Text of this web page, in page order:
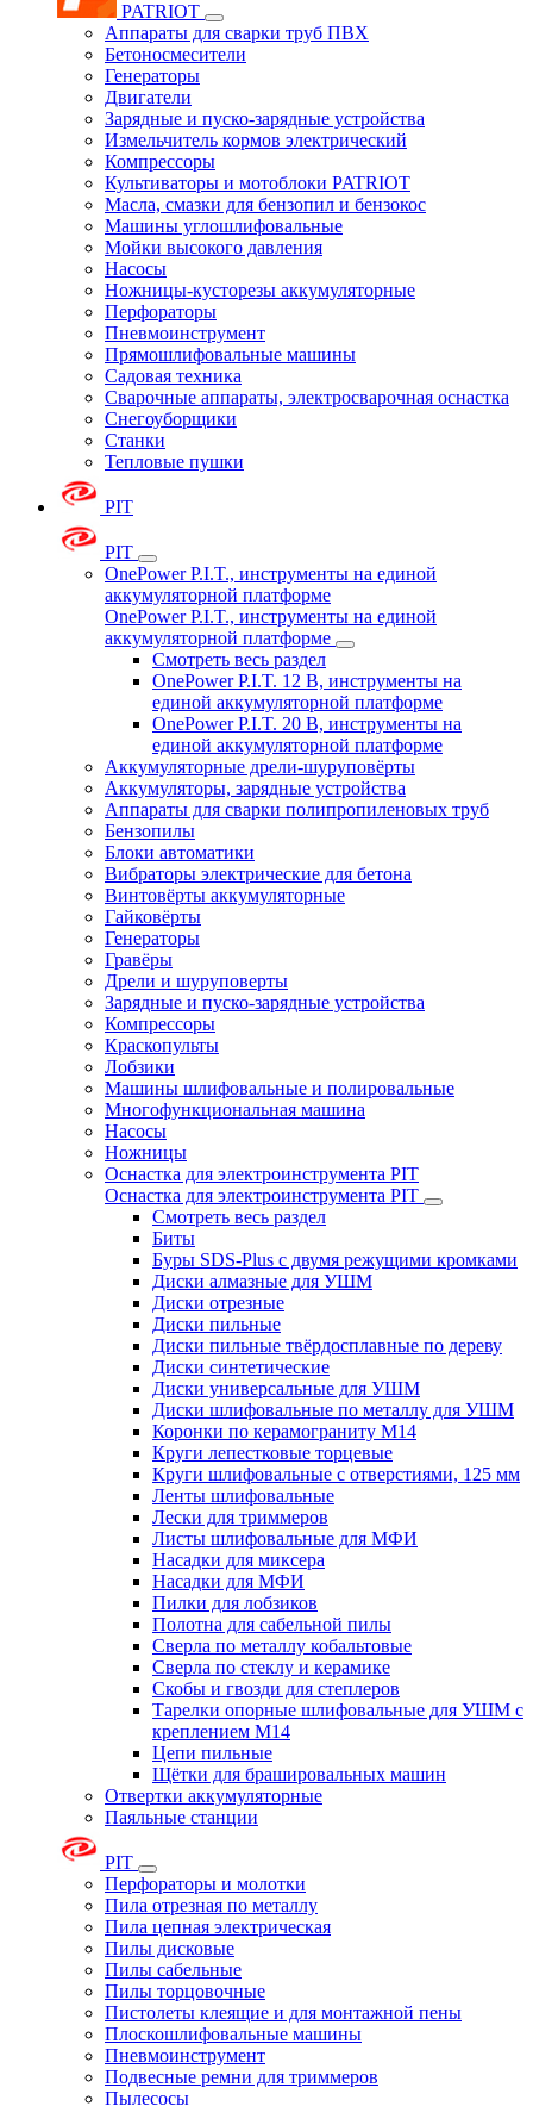
PATRIOT
Аппараты для сварки труб ПВХ
Бетоносмесители
Генераторы
Двигатели
Зарядные и пуско-зарядные устройства
Измельчитель кормов электрический
Компрессоры
Культиваторы и мотоблоки PATRIOT
Масла, смазки для бензопил и бензокос
Машины углошлифовальные
Мойки высокого давления
Насосы
Ножницы-кусторезы аккумуляторные
Перфораторы
Пневмоинструмент
Прямошлифовальные машины
Садовая техника
Сварочные аппараты, электросварочная оснастка
Снегоуборщики
Станки
Тепловые пушки
PIT
PIT
OnePower P.I.T., инструменты на единой
аккумуляторной платформе
OnePower P.I.T., инструменты на единой
аккумуляторной платформе
Смотреть весь раздел
OnePower P.I.T. 12 В, инструменты на
единой аккумуляторной платформе
OnePower P.I.T. 20 В, инструменты на
единой аккумуляторной платформе
Аккумуляторные дрели-шуруповёрты
Аккумуляторы, зарядные устройства
Аппараты для сварки полипропиленовых труб
Бензопилы
Блоки автоматики
Вибраторы электрические для бетона
Винтовёрты аккумуляторные
Гайковёрты
Генераторы
Гравёры
Дрели и шуруповерты
Зарядные и пуско-зарядные устройства
Компрессоры
Краскопульты
Лобзики
Машины шлифовальные и полировальные
Многофункциональная машина
Насосы
Ножницы
Оснастка для электроинструмента PIT
Оснастка для электроинструмента PIT
Смотреть весь раздел
Биты
Буры SDS-Plus c двумя режущими кромками
Диски алмазные для УШМ
Диски отрезные
Диски пильные
Диски пильные твёрдосплавные по дереву
Диски синтетические
Диски универсальные для УШМ
Диски шлифовальные по металлу для УШМ
Коронки по керамограниту M14
Круги лепестковые торцевые
Круги шлифовальные с отверстиями, 125 мм
Ленты шлифовальные
Лески для триммеров
Листы шлифовальные для МФИ
Насадки для миксера
Насадки для МФИ
Пилки для лобзиков
Полотна для сабельной пилы
Сверла по металлу кобальтовые
Сверла по стеклу и керамике
Скобы и гвозди для степлеров
Тарелки опорные шлифовальные для УШМ с
креплением М14
Цепи пильные
Щётки для брашировальных машин
Отвертки аккумуляторные
Паяльные станции
PIT
Перфораторы и молотки
Пила отрезная по металлу
Пила цепная электрическая
Пилы дисковые
Пилы сабельные
Пилы торцовочные
Пистолеты клеящие и для монтажной пены
Плоскошлифовальные машины
Пневмоинструмент
Подвесные ремни для триммеров
Пылесосы